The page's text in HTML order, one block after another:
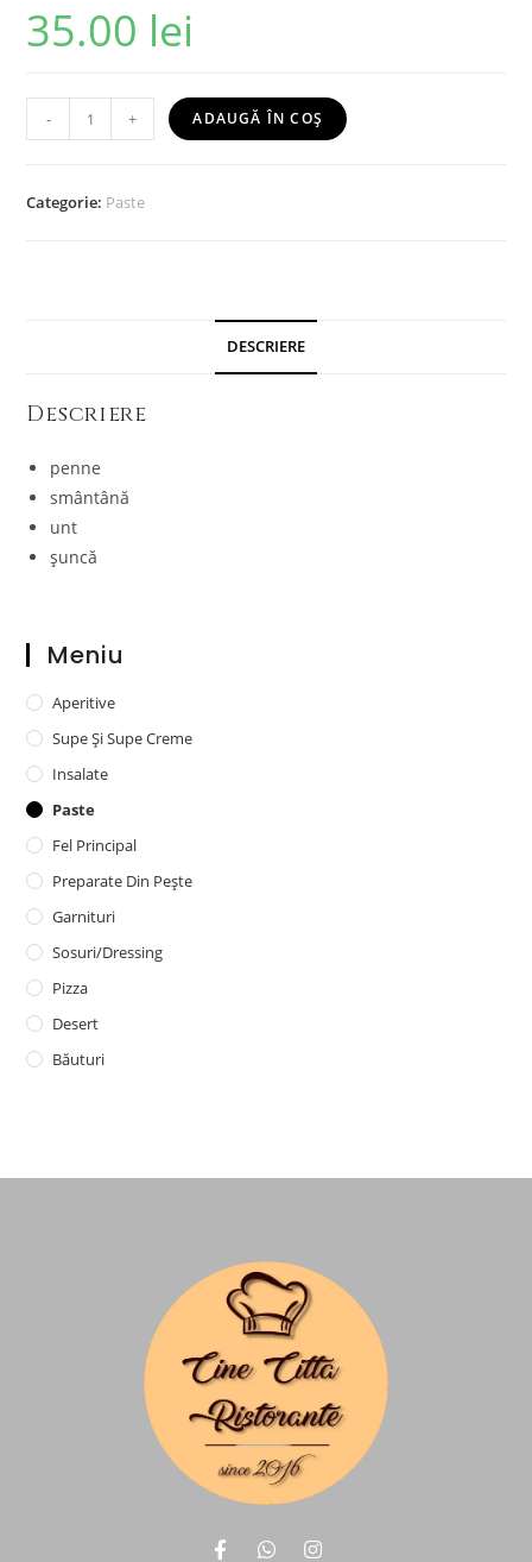
35.00 lei
- + ADAUGĂ ÎN COȘ
Categorie: Paste
DESCRIERE
Descriere
penne
smântână
unt
șuncă
Meniu
Aperitive
Supe Și Supe Creme
Insalate
Paste
Fel Principal
Preparate Din Pește
Garnituri
Sosuri/dressing
Pizza
Desert
Băuturi